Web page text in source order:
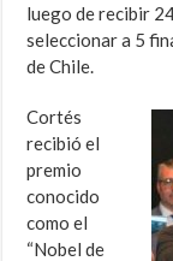
luego de recibir
seleccionar a 5
de Chile.
Cortés
recibió el
premio
conocido
como el
“Nobel de